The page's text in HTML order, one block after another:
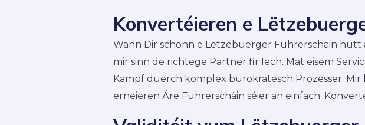
Konvertéieren e
Wann Dir schonn e Lëtzebuerger Führerschäin
mir sinn de richtege Partner fir Iech. Mat eisem
Kampf duerch komplex bürokratesch Prozesser.
erneieren Äre Führerschäin séier an einfach.